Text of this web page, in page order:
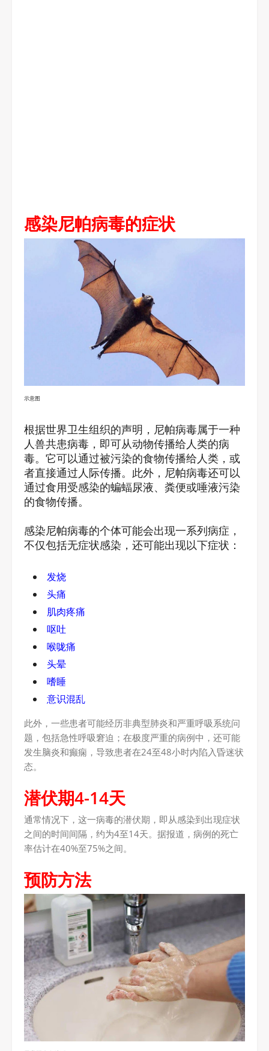
感染尼帕病毒的症状
示意图
根据世界卫生组织的声明，尼帕病毒属于一种
人兽共患病毒，即可从动物传播给人类的病
毒。它可以通过被污染的食物传播给人类，或
者直接通过人际传播。此外，尼帕病毒还可以
通过食用受感染的蝙蝠尿液、粪便或唾液污染
的食物传播。
感染尼帕病毒的个体可能会出现一系列病症，
不仅包括无症状感染，还可能出现以下症状：
发烧
头痛
肌肉疼痛
呕吐
喉咙痛
头晕
嗜睡
意识混乱
此外，一些患者可能经历非典型肺炎和严重呼吸系统问
题，包括急性呼吸窘迫；在极度严重的病例中，还可能
发生脑炎和癫痫，导致患者在24至48小时内陷入昏迷状
态。
潜伏期4-14天
通常情况下，这一病毒的潜伏期，即从感染到出现症状
之间的时间间隔，约为4至14天。据报道，病例的死亡
率估计在40%至75%之间。
预防方法